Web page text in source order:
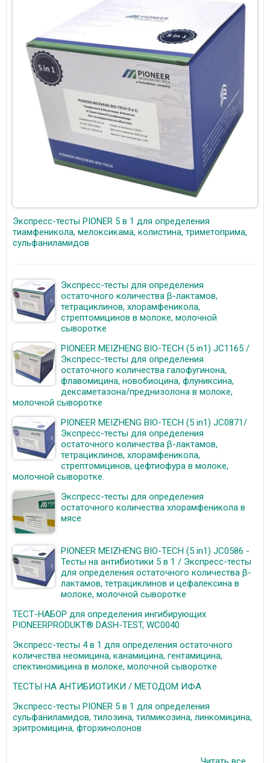
Экспресс-тесты PIONER 5 в 1 для определения
тиамфеникола, мелоксикама, колистина, триметоприма,
сульфаниламидов
Экспресс-тесты для определения
остаточного количества β-лактамов,
тетрациклинов, хлорамфеникола,
стрептомицинов в молоке, молочной
сыворотке
PIONEER MEIZHENG BIO-TECH (5 in1) JC1165 /
Экспресс-тесты для определения
остаточного количества галофугинона,
флавомицина, новобиоцина, флуниксина,
дексаметазона/преднизолона в молоке,
молочной сыворотке
PIONEER MEIZHENG BIO-TECH (5 in1) JC0871/
Экспресс-тесты для определения
остаточного количества β-лактамов,
тетрациклинов, хлорамфеникола,
стрептомицинов, цефтиофура в молоке,
молочной сыворотке.
Экспресс-тесты для определения
остаточного количества хлорамфеникола в
мясе
PIONEER MEIZHENG BIO-TECH (5 in1) JC0586 -
Тесты на антибиотики 5 в 1 / Экспресс-тесты
для определения остаточного количества β-
лактамов, тетрациклинов и цефалексина в
молоке, молочной сыворотке
ТЕСТ-НАБОР для определения ингибирующих
PIONEERPRODUKT® DASH-TEST, WC0040
Экспресс-тесты 4 в 1 для определения остаточного
количества неомицина, канамицина, гентамицина,
спектиномицина в молоке, молочной сыворотке
ТЕСТЫ НА АНТИБИОТИКИ / МЕТОДОМ ИФА
Экспресс-тесты PIONER 5 в 1 для определения
сульфаниламидов, тилозина, тилмикозина, линкомицина,
эритромицина, фторхинолонов